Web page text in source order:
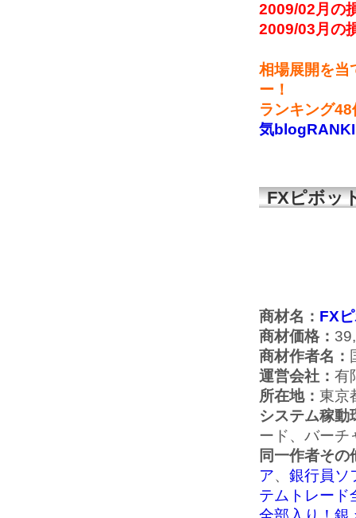
2009/02月の
2009/03月の
相場展開を当
ー！
ランキング
気
FXピボッ
商材名： FX
商材価格：
商材作者名：
運営会社： 有
所在地： 東京
システム稼動
ード、バーチ
同一作者その
ア、 銀行員ソ
テムトレード